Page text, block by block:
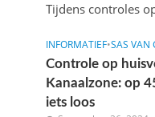
Tijdens controles
INFORMATIEF•SAS VAN
Controle op
Kanaalzone: op
iets loos